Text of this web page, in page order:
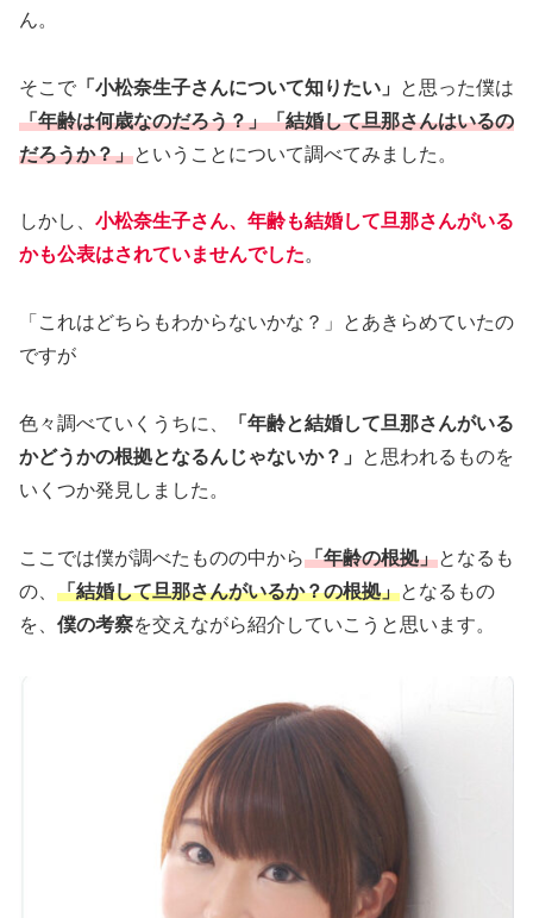
ん。
そこで 「小松奈生子さんについて知りたい」
と思った僕は
「年齢は何歳なのだろう？」「結婚して旦那さんはいるの
だろうか？」ということについて調べてみました。
しかし、 小松奈生子さん、 年齢も結婚して旦那さんがいる
かも公表はされていませんでした。
「これはどちらもわからないかな？」とあきらめていたの
ですが
色々調べていくうちに、
「年齢と結婚して旦那さんがいる
かどうかの根拠となるんじゃないか？」
と思われるものを
いくつか発見しました。
ここでは僕が調べたものの中から「年齢の根拠」となるも
の、 「結婚して旦那さんがいるか？の根拠」となるもの
を、 僕の考察を交えながら紹介していこうと思います。